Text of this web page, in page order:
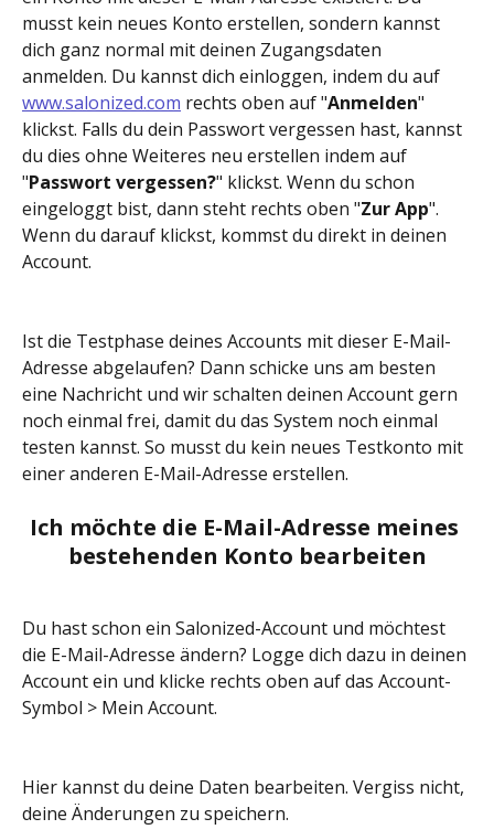
musst kein neues Konto erstellen, sondern kannst
dich ganz normal mit deinen Zugangsdaten
anmelden. Du kannst dich einloggen, indem du auf
www.salonized.com rechts oben auf "Anmelden"
klickst. Falls du dein Passwort vergessen hast, kannst
du dies ohne Weiteres neu erstellen indem auf
"Passwort vergessen?" klickst. Wenn du schon
eingeloggt bist, dann steht rechts oben "Zur App".
Wenn du darauf klickst, kommst du direkt in deinen
Account.
Ist die Testphase deines Accounts mit dieser E-Mail-
Adresse abgelaufen? Dann schicke uns am besten
eine Nachricht und wir schalten deinen Account gern
noch einmal frei, damit du das System noch einmal
testen kannst. So musst du kein neues Testkonto mit
einer anderen E-Mail-Adresse erstellen.
Ich möchte die E-Mail-Adresse meines
bestehenden Konto bearbeiten
Du hast schon ein Salonized-Account und möchtest
die E-Mail-Adresse ändern? Logge dich dazu in deinen
Account ein und klicke rechts oben auf das Account-
Symbol > Mein Account.
Hier kannst du deine Daten bearbeiten. Vergiss nicht,
deine Änderungen zu speichern.